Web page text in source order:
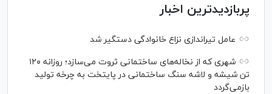
پربازدیدترین اخبار
عامل تیراندازی نزاع خانوادگی دستگیر شد
شهری که از نخاله‌های ساختمانی ثروت می‌سازد؛ روزانه ۱۲۰
تن شیشه و لاشه سنگ ساختمانی در پایتخت به چرخه تولید
بازمی‌گردد